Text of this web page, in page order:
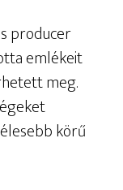
producer
emlékeit
meg.
körű